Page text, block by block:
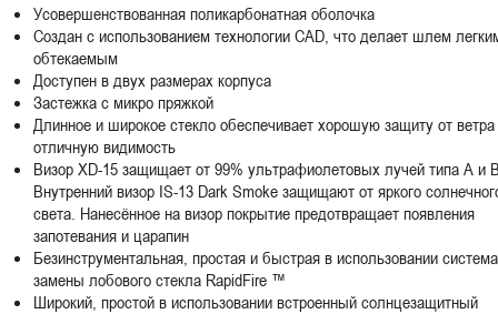
Усовершенствованная поликарбонатная оболочка
Создан с использованием технологии CAD, что делает шлем
обтекаемым
Доступен в двух размерах корпуса
Застежка с микро пряжкой
Длинное и широкое стекло обеспечивает хорошую защиту от
отличную видимость
Визор XD-15 защищает от 99% ультрафиолетовых лучей типа А и
Внутренний визор IS-13 Dark Smoke защищают от яркого
света. Нанесённое на визор покрытие предотвращает появления
запотевания и царапин
Безинструментальная, простая и быстрая в использовании система
замены лобового стекла RapidFire ™
Широкий, простой в использовании встроенный солнцезащитный